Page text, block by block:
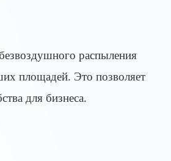
распыления
площадей. Это позволяет
для бизнеса.